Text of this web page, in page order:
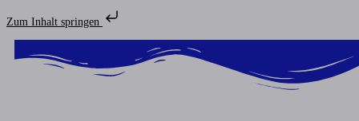
Zum Inhalt springen